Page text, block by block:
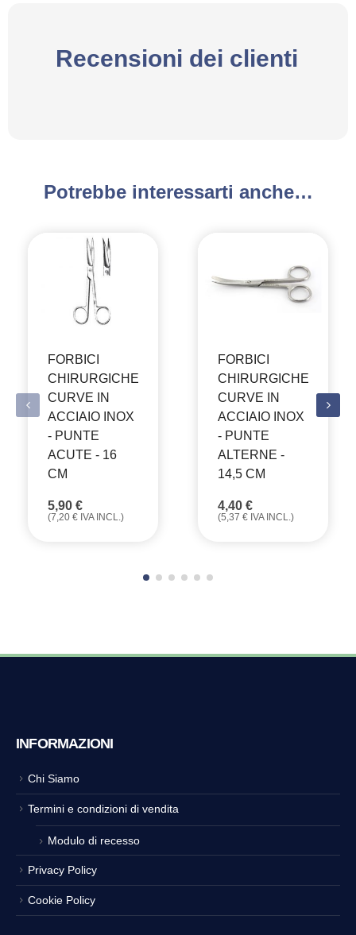
Recensioni dei clienti
Potrebbe interessarti anche…
FORBICI
CHIRURGICHE
CURVE IN
ACCIAIO INOX
- PUNTE
ACUTE - 16
CM
5,90 €
(7,20 € IVA INCL.)
FORBICI
CHIRURGICHE
CURVE IN
ACCIAIO INOX
- PUNTE
ALTERNE -
14,5 CM
4,40 €
(5,37 € IVA INCL.)
INFORMAZIONI
Chi Siamo
Termini e condizioni di vendita
Modulo di recesso
Privacy Policy
Cookie Policy